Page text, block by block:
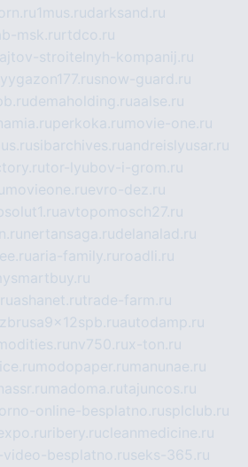
1mus.rudarksand.ru
msk.ru rtdco.ru
stroitelnyh-kompanij.ru
snow-guard.ru
demaholding.ruaalse.ru
perkoka.ru movie-one.ru
sibarchives.ruandreislyusar.ru
tor-lyubov-i-grom.ru
movieone.ruevro-dez.ru
avtopomosch27.ru
nertansaga.rudelanalad.ru
aria-family.ru roadli.ru
ashanet.rutrade-farm.ru
autodamp.ru
nv750.rux-ton.ru
modopaper.ru manunae.ru
madoma.rutajuncos.ru
online-besplatno.rusplclub.ru
ribery.rucleanmedicine.ru
besplatno.ruseks-365.ru